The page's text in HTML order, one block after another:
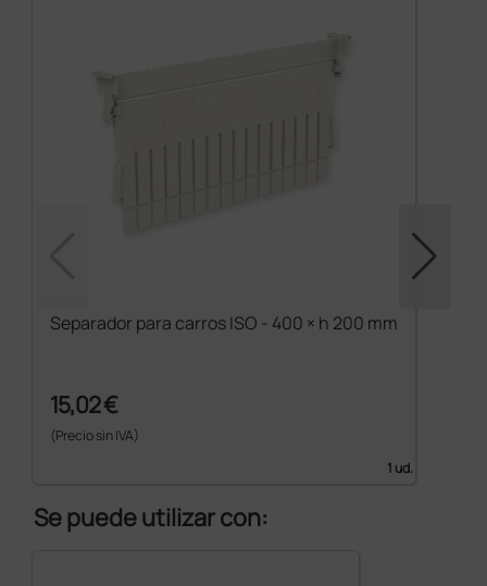
Separador para carros ISO - 400 × h 200 mm
15,02 €
(Precio sin IVA)
1 ud.
Se puede utilizar con: